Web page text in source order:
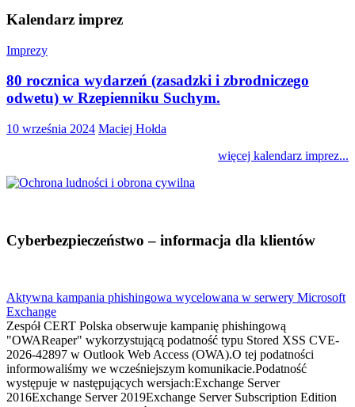
Kalendarz imprez
Imprezy
80 rocznica wydarzeń (zasadzki i zbrodniczego
odwetu) w Rzepienniku Suchym.
10 września 2024 Maciej Hołda
więcej kalendarz imprez...
Cyberbezpieczeństwo – informacja dla klientów
Aktywna kampania phishingowa wycelowana w serwery Microsoft
Exchange
Zespół CERT Polska obserwuje kampanię phishingową
"OWAReaper" wykorzystującą podatność typu Stored XSS CVE-
2026-42897 w Outlook Web Access (OWA).O tej podatności
informowaliśmy we wcześniejszym komunikacie.Podatność
występuje w następujących wersjach:Exchange Server
2016Exchange Server 2019Exchange Server Subscription Edition